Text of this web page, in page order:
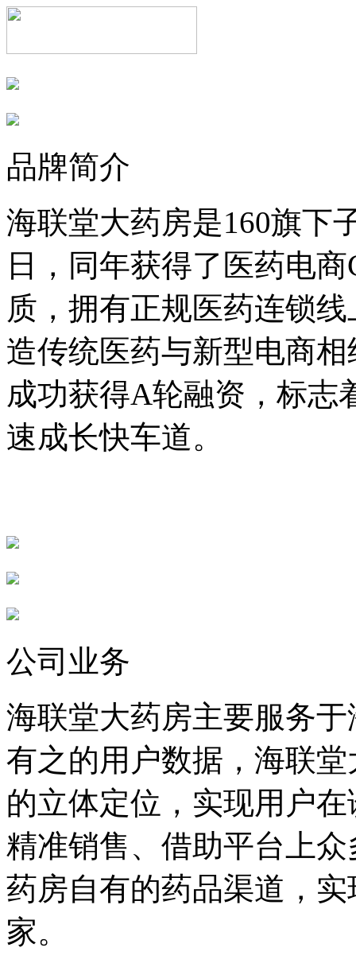
品牌简介
海联堂大药房是160旗下
日，同年获得了医药电
质，拥有正规医药连锁
造传统医药与新型电商
成功获得A轮融资，标志
速成长快车道。
公司业务
海联堂大药房主要服务
有之的用户数据，海联
的立体定位，实现用户
精准销售、借助平台上
药房自有的药品渠道，
家。